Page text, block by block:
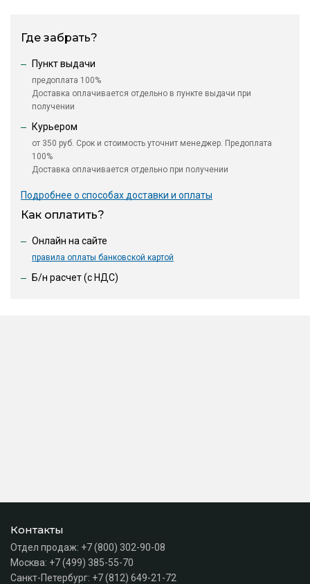
Где забрать?
Пункт выдачи
предоплата 100%
Доставка оплачивается отдельно в пункте выдачи при
получении
Курьером
от 350 руб. Срок и стоимость уточнит менеджер. Предоплата
100%
Доставка оплачивается отдельно при получении
Подробнее о способах доставки и оплаты
Как оплатить?
Онлайн на сайте
правила оплаты банковской картой
Б/н расчет (c НДС)
Контакты
Отдел продаж: +7 (800) 302-90-08
Москва: +7 (499) 385-55-70
Санкт-Петербург: +7 (812) 649-21-72